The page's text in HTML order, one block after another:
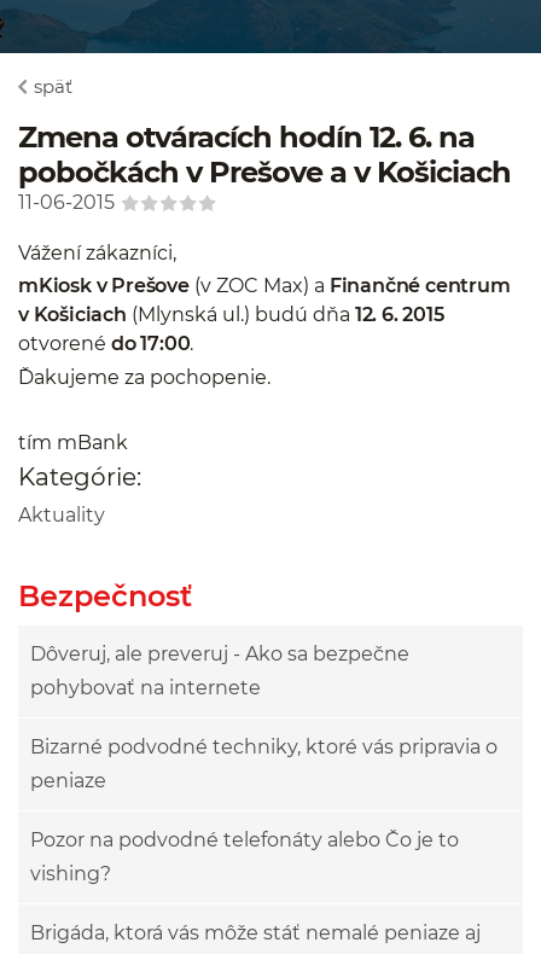
späť
Zmena otváracích hodín 12. 6. na
pobočkách v Prešove a v Košiciach
11-06-2015
Vážení zákazníci,
mKiosk v Prešove(v ZOC Max) a Finančné centrum
v Košiciach (Mlynská ul.) budú dňa 12. 6. 2015
otvorené do 17:00.
Ďakujeme za pochopenie.
tím mBank
Kategórie:
Aktuality
Bezpečnosť
Dôveruj, ale preveruj - Ako sa bezpečne
pohybovať na internete
Bizarné podvodné techniky, ktoré vás pripravia o
peniaze
Pozor na podvodné telefonáty alebo Čo je to
vishing?
Brigáda, ktorá vás môže stáť nemalé peniaze aj